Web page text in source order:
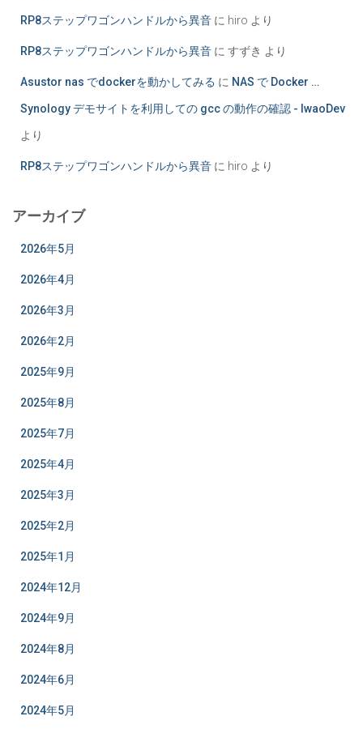
RP8ステップワゴンハンドルから異音 に hiro より
RP8ステップワゴンハンドルから異音 に すずき より
Asustor nas でdockerを動かしてみる に NAS で Docker …
Synology デモサイトを利用しての gcc の動作の確認 - IwaoDev
より
RP8ステップワゴンハンドルから異音 に hiro より
アーカイブ
2026年5月
2026年4月
2026年3月
2026年2月
2025年9月
2025年8月
2025年7月
2025年4月
2025年3月
2025年2月
2025年1月
2024年12月
2024年9月
2024年8月
2024年6月
2024年5月